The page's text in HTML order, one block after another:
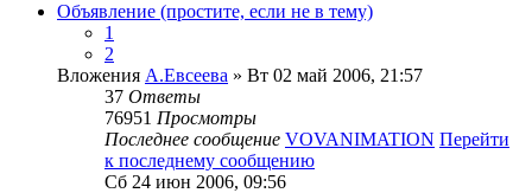
Объявление (простите, если не в тему)
1
2
Вложения А.Евсеева » Вт 02 май 2006, 21:57
37 Ответы
76951 Просмотры
Последнее сообщение VOVANIMATION Перейти
к последнему сообщению
Сб 24 июн 2006, 09:56